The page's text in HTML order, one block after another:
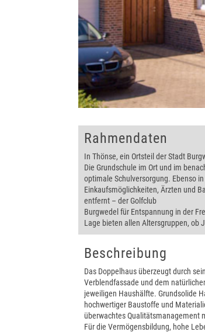
Rahmendaten
In Thönse, ein Ortsteil der Stadt
Die Grundschule im Ort und im
optimale Schulversorgung. Ebenso
Einkaufsmöglichkeiten, Ärzten und
entfernt – der Golfclub
Burgwedel für Entspannung in der
Lage bieten allen Altersgruppen, ob
Beschreibung
Das Doppelhaus überzeugt durch
Verblendfassade und dem
jeweiligen Haushälfte. Grundsolide
hochwertiger Baustoffe und
überwachtes Qualitätsmanagement
Für die Vermögensbildung, hohe